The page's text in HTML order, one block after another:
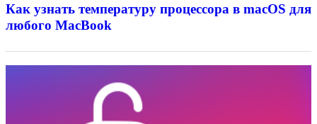
Как узнать температуру процессора в macOS для
любого MacBook